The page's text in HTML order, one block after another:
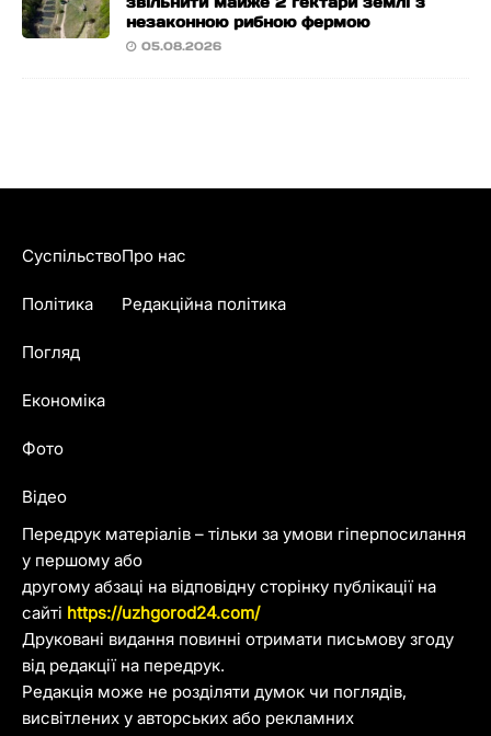
незаконною рибною фермою
05.08.2026
Передрук матеріалів – тільки за умови гіперпосилання
у першому або
другому абзаці на відповідну сторінку публікації на
сайті https://uzhgorod24.com/
Друковані видання повинні отримати письмову згоду
від редакції на передрук.
Редакція може не розділяти думок чи поглядів,
висвітлених у авторських або рекламних
Суспільство
Політика
Погляд
Економіка
Фото
Відео
Про нас
Редакційна політика